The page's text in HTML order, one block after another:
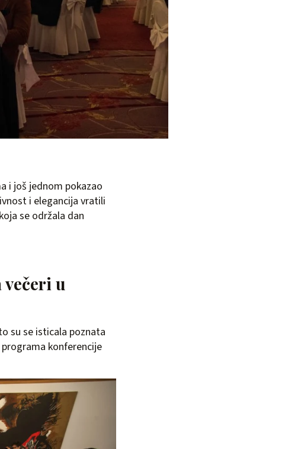
i još jednom pokazao
i elegancija vratili
se održala dan
večeri u
su se isticala poznata
konferencije